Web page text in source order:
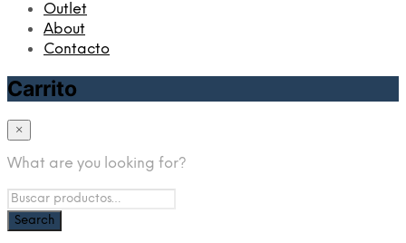
Outlet
About
Contacto
Carrito
×
What are you looking for?